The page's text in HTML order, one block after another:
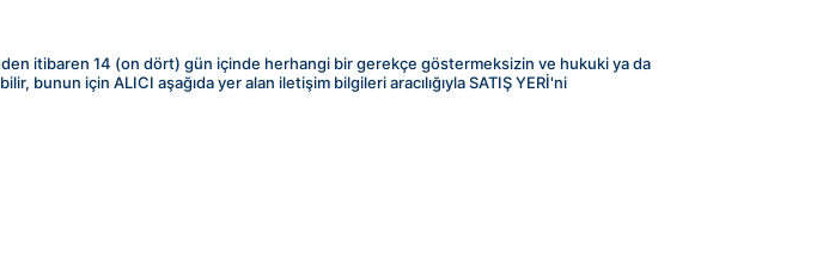
itibaren 14 (on dört) gün içinde herhangi bir gerekçe göstermeksizin ve hukuki ya da
bunun için ALICI aşağıda yer alan iletişim bilgileri aracılığıyla SATIŞ YERİ'ni